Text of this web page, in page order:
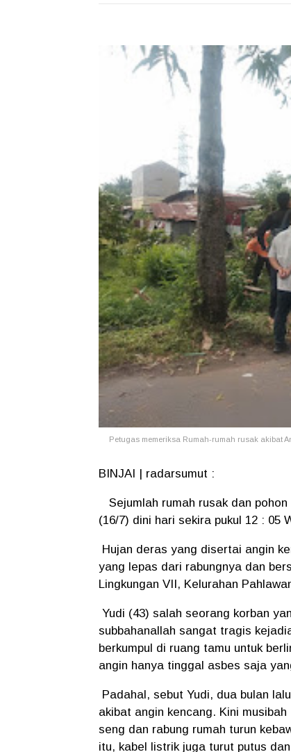
Petugas memeriksa Rumah-rumah rusak akibat
BINJAI | radarsumut :
Sejumlah rumah rusak dan
(16/7) dini hari sekira pukul 12 : 05
Hujan deras yang disertai angin
yang lepas dari rabungnya dan
Lingkungan VII, Kelurahan
Yudi (43) salah seorang korban
subbahanallah sangat tragis
berkumpul di ruang tamu untuk
angin hanya tinggal asbes saja
Padahal, sebut Yudi, dua bulan
akibat angin kencang. Kini
seng dan rabung rumah turun
itu, kabel listrik juga turut putus